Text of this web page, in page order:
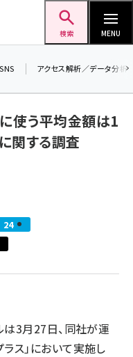
検索 MENU
SNS アクセス解析／データ分析
使う平均金額は1
関する調査
24
は3月27日、同社が運
ラス」において実施し
差し